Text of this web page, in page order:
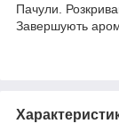
Пачули.
Завершують